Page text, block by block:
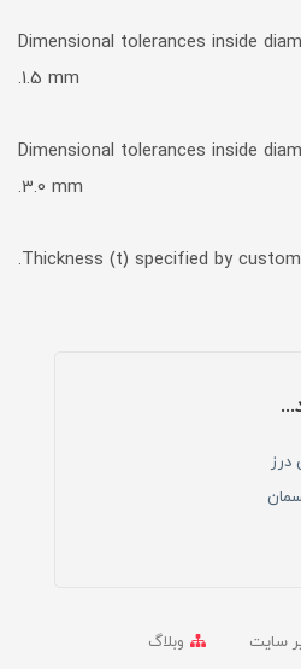
Dimensional tolerances inside
1.5 mm.
Dimensional tolerances inside
3.0 mm.
Thickness (t) specified by
سایت وبلاگ